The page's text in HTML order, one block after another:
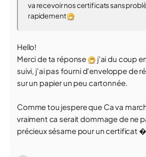
va recevoir nos certificats sans
rapidement
Hello!
Merci de ta réponse
j'ai du coup
suivi, j'ai pas fourni d'enveloppe de
sur un papier un peu cartonnée.
Comme tou jespere que Ca va
vraiment ca serait dommage de ne
précieux sésame pour un certificat